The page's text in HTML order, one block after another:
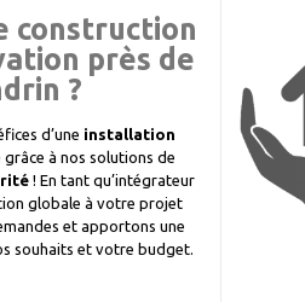
construction
près de
?
d’une installation
à nos solutions de
! En tant qu’intégrateur
globale à votre projet
et apportons une
souhaits et votre budget.